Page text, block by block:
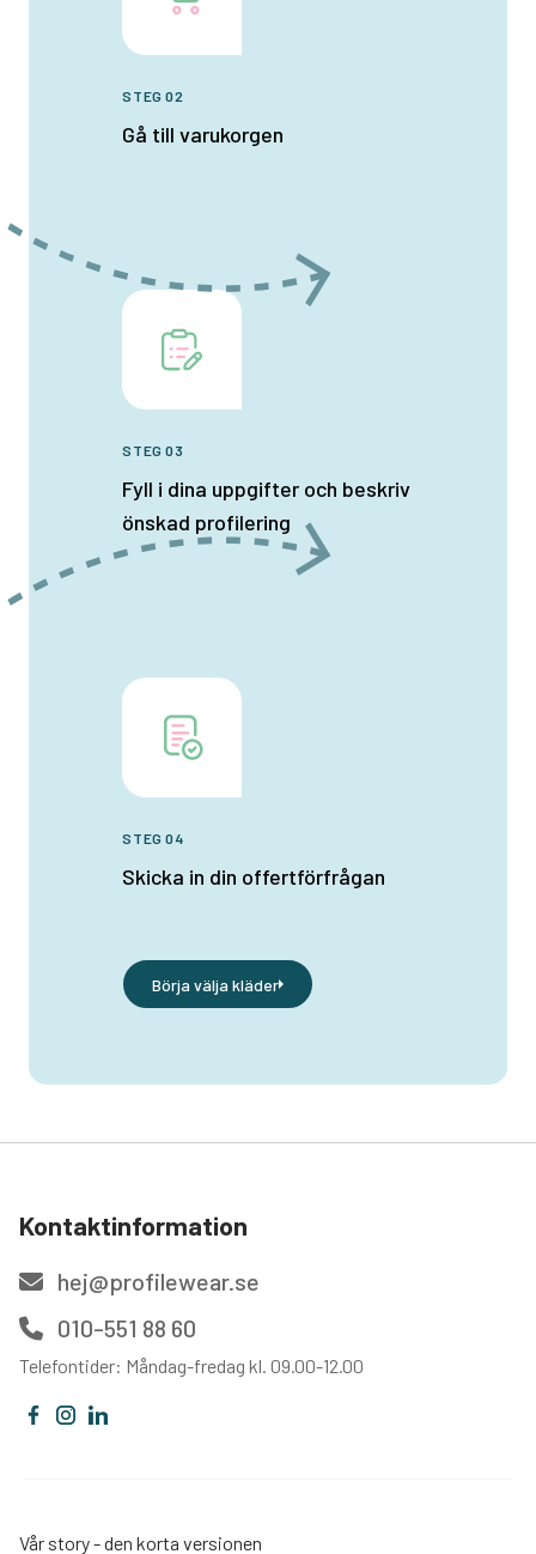
STEG 02
Gå till varukorgen
STEG 03
Fyll i dina uppgifter och beskriv
önskad profilering
STEG 04
Skicka in din offertförfrågan
Börja välja kläder
Kontaktinformation
hej@profilewear.se
010-551 88 60
Telefontider: Måndag-fredag kl. 09.00-12.00
Vår story - den korta versionen